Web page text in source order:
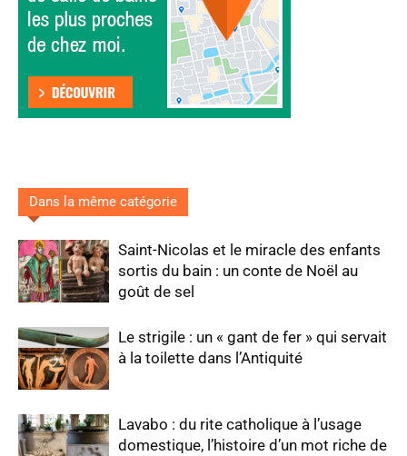
Dans la même catégorie
Saint-Nicolas et le miracle des enfants
sortis du bain : un conte de Noël au
goût de sel
Le strigile : un « gant de fer » qui servait
à la toilette dans l’Antiquité
Lavabo : du rite catholique à l’usage
domestique, l’histoire d’un mot riche de